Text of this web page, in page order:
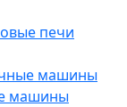
печи
машины
машины